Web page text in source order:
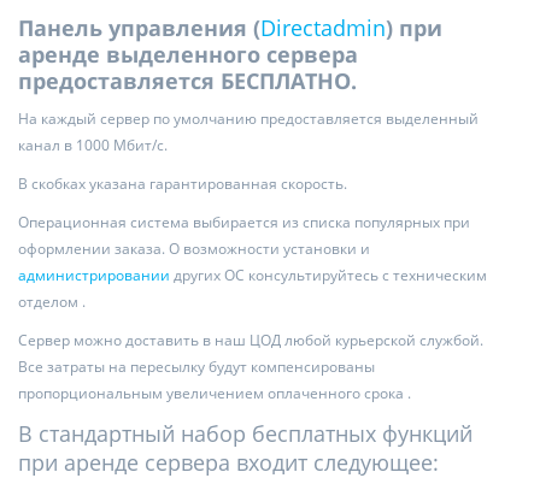
Панель управления (Directadmin) при
аренде выделенного сервера
предоставляется БЕСПЛАТНО.
На каждый сервер по умолчанию предоставляется выделенный
канал в 1000 Мбит/с.
В скобках указана гарантированная скорость.
Операционная система выбирается из списка популярных при
оформлении заказа. О возможности установки и
администрировании других ОС консультируйтесь с техническим
отделом .
Сервер можно доставить в наш ЦОД любой курьерской службой.
Все затраты на пересылку будут компенсированы
пропорциональным увеличением оплаченного срока .
В стандартный набор бесплатных функций
при аренде сервера входит следующее: